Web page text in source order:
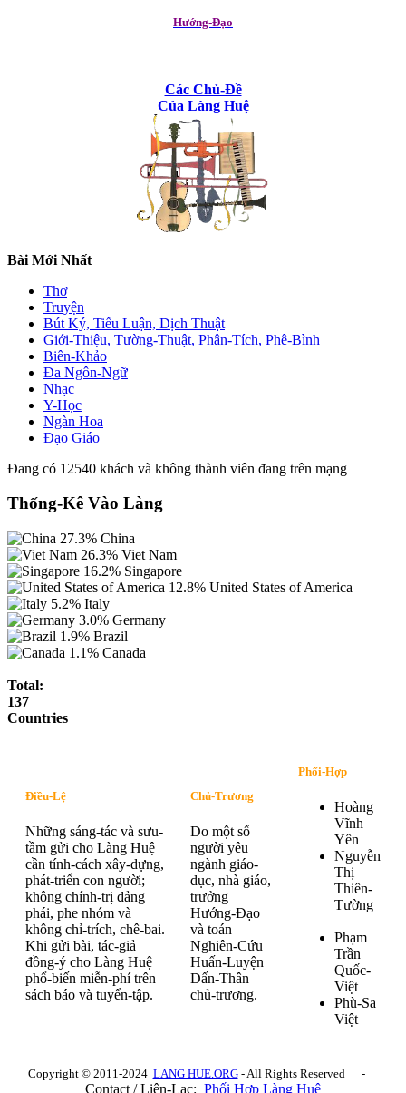
Hướng-Đạo
Các Chủ-Đề
Của Làng Huệ
Bài Mới Nhất
Thơ
Truyện
Bút Ký, Tiểu Luận, Dịch Thuật
Giới-Thiệu, Tường-Thuật, Phân-Tích, Phê-Bình
Biên-Khảo
Đa Ngôn-Ngữ
Nhạc
Y-Học
Ngàn Hoa
Đạo Giáo
Đang có 12540 khách và không thành viên đang trên mạng
Thống-Kê Vào Làng
27.3% China
26.3% Viet Nam
16.2% Singapore
12.8% United States of America
5.2% Italy
3.0% Germany
1.9% Brazil
1.1% Canada
Total:
137
Countries
Điều-Lệ
Những sáng-tác và sưu-
tầm gửi cho Làng Huệ
cần tính-cách xây-dựng,
phát-triển con người;
không chính-trị đảng
phái, phe nhóm và
không chỉ-trích, chê-bai.
Khi gửi bài, tác-giả
đồng-ý cho Làng Huệ
phổ-biến miễn-phí trên
sách báo và tuyển-tập.
Chủ-Trương
Do một số
người yêu
ngành giáo-
dục, nhà giáo,
trưởng
Hướng-Đạo
và toán
Nghiên-Cứu
Huấn-Luyện
Dấn-Thân
chủ-trương.
Phối-Hợp
Hoàng
Vĩnh
Yên
Nguyễn
Thị
Thiên-
Tường
Phạm
Trần
Quốc-
Việt
Phù-Sa
Việt
Copyright © 2011-2024 LANG HUE.ORG- All Rights Reserved -
Contact / Liên-Lạc: Phối Hợp Làng Huệ